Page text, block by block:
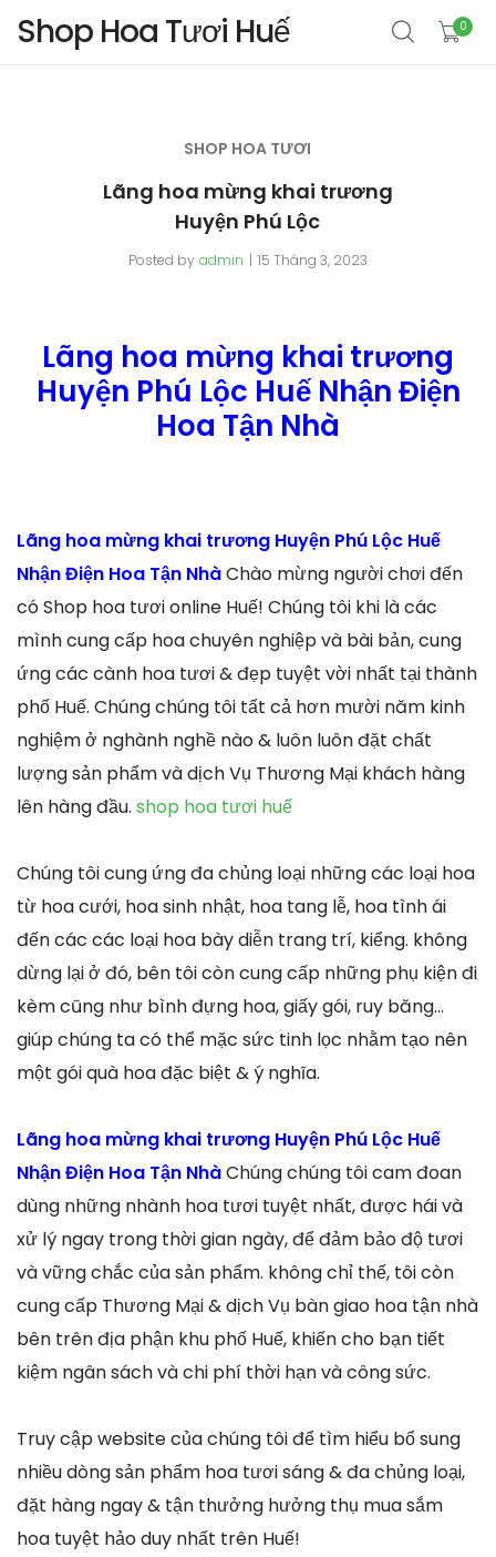
Shop Hoa Tươi Huế 0
SHOP HOA TƯƠI
Lãng hoa mừng khai trương
Huyện Phú Lộc
Posted by admin 15 Tháng 3, 2023
Lãng hoa mừng khai trương
Huyện Phú Lộc Huế Nhận Điện
Hoa Tận Nhà
Lãng hoa mừng khai trương Huyện Phú Lộc Huế
Nhận Điện Hoa Tận NhàChào mừng người chơi đến
có Shop hoa tươi online Huế! Chúng tôi khi là các
mình cung cấp hoa chuyên nghiệp và bài bản, cung
ứng các cành hoa tươi & đẹp tuyệt vời nhất tại thành
phố Huế. Chúng chúng tôi tất cả hơn mười năm kinh
nghiệm ở nghành nghề nào & luôn luôn đặt chất
lượng sản phẩm và dịch Vụ Thương Mại khách hàng
lên hàng đầu. shop hoa tươi huế
Chúng tôi cung ứng đa chủng loại những các loại hoa
từ hoa cưới, hoa sinh nhật, hoa tang lễ, hoa tình ái
đến các các loại hoa bày diễn trang trí, kiểng. không
dừng lại ở đó, bên tôi còn cung cấp những phụ kiện đi
kèm cũng như bình đựng hoa, giấy gói, ruy băng…
giúp chúng ta có thể mặc sức tinh lọc nhằm tạo nên
một gói quà hoa đặc biệt & ý nghĩa.
Lãng hoa mừng khai trương Huyện Phú Lộc Huế
Nhận Điện Hoa Tận NhàChúng chúng tôi cam đoan
dùng những nhành hoa tươi tuyệt nhất, được hái và
xử lý ngay trong thời gian ngày, để đảm bảo độ tươi
và vững chắc của sản phẩm. không chỉ thế, tôi còn
cung cấp Thương Mại & dịch Vụ bàn giao hoa tận nhà
bên trên địa phận khu phố Huế, khiến cho bạn tiết
kiệm ngân sách và chi phí thời hạn và công sức.
Truy cập website của chúng tôi để tìm hiểu bổ sung
nhiều dòng sản phẩm hoa tươi sáng & đa chủng loại,
đặt hàng ngay & tận thưởng hưởng thụ mua sắm
hoa tuyệt hảo duy nhất trên Huế!